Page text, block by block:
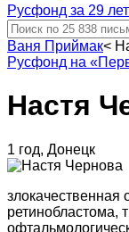
Русфонд за 29 лет
Ваня Приймак<
Русфонд на
Настя
1 год, Донецк
злокачественная
ретинобластома,